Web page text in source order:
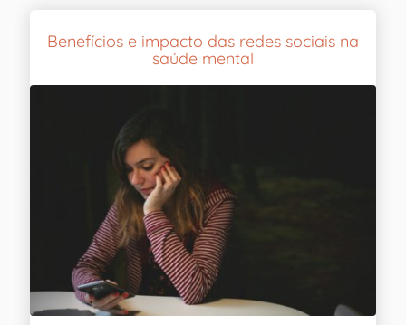
Benefícios e impacto das redes sociais na
saúde mental